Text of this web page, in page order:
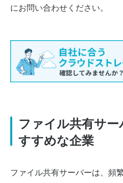
にお問い合わせください。
ファイル共有サ
すすめな企業
ファイル共有サーバーは、頻